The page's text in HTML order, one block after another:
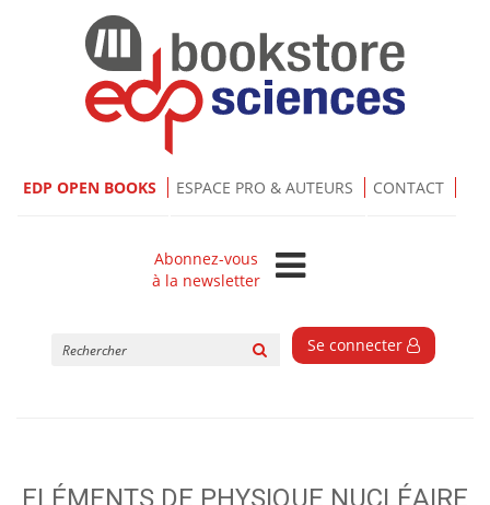
EDP OPEN BOOKS ESPACE PRO & AUTEURS CONTACT
Abonnez-vous
à la newsletter
Se connecter
ELÉMENTS DE PHYSIQUE NUCLÉAIRE